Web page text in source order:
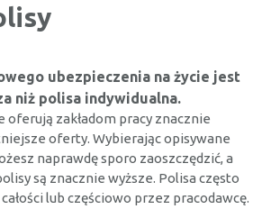
ubezpieczenia na życie jest
niż polisa indywidualna.
oferują zakładom pracy znacznie
oferty. Wybierając opisywane
naprawdę sporo zaoszczędzić, a
są znacznie wyższe. Polisa często
lub częściowo przez pracodawcę.